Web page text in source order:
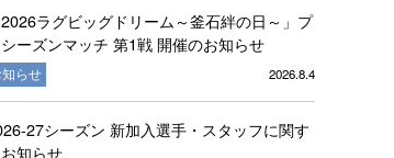
2026ラグビッグドリーム～釜石絆の日～」プ
ーズンマッチ 第1戦 開催のお知らせ
知らせ 2026.8.4
27シーズン 新加入選手・スタッフに関す
知らせ